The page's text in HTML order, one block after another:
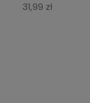
31,99 zł